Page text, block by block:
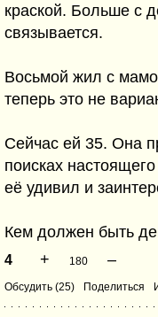
краской. Больше с
связывается.
Восьмой жил с
теперь это не
Сейчас ей 35. Она
поисках
её удивил и
Кем должен быть
4 + 180 –
Обсудить (25) Поделиться